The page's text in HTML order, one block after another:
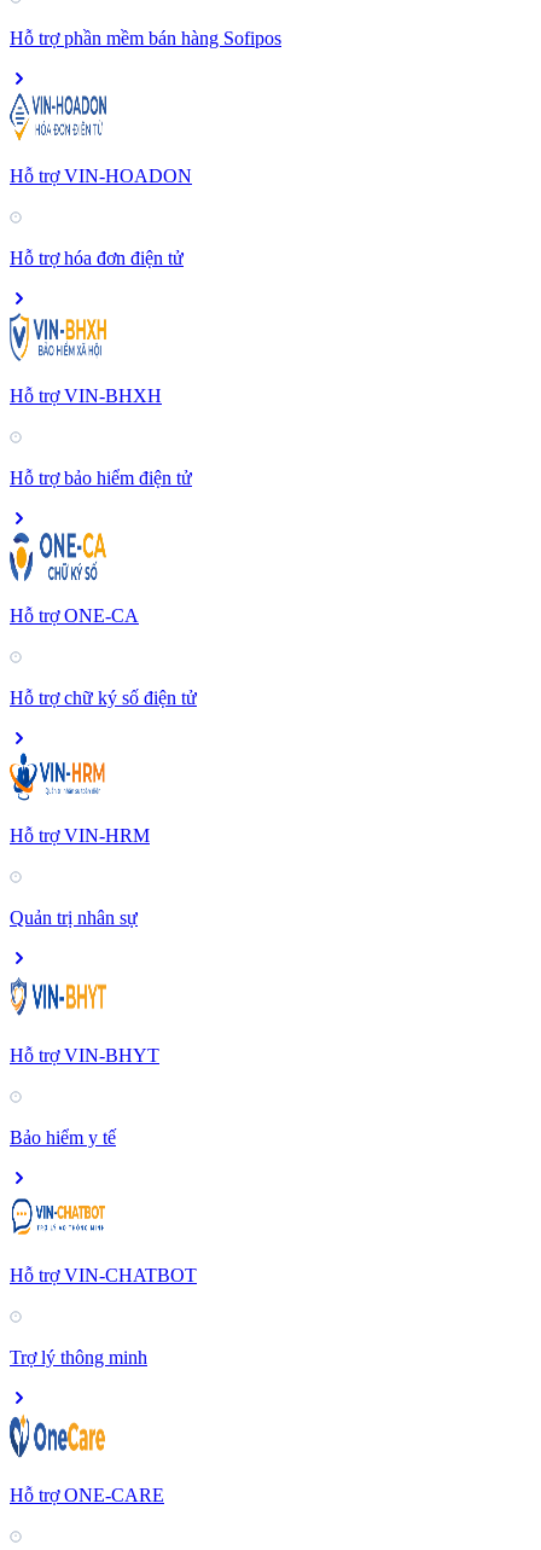
Hỗ trợ phần mềm bán hàng Sofipos
Hỗ trợ VIN-HOADON
Hỗ trợ hóa đơn điện tử
Hỗ trợ VIN-BHXH
Hỗ trợ bảo hiểm điện tử
Hỗ trợ ONE-CA
Hỗ trợ chữ ký số điện tử
Hỗ trợ VIN-HRM
Quản trị nhân sự
Hỗ trợ VIN-BHYT
Bảo hiểm y tế
Hỗ trợ VIN-CHATBOT
Trợ lý thông minh
Hỗ trợ ONE-CARE